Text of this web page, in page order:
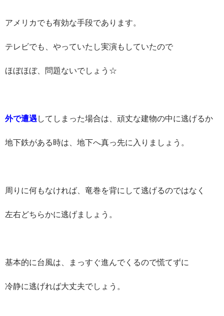
アメリカでも有効な手段であります。
テレビでも、やっていたし実演もしていたので
ほぼほぼ、問題ないでしょう☆
外で遭遇 してしまった場合は、頑丈な建物の中に逃げるか
地下鉄がある時は、地下へ真っ先に入りましょう。
周りに何もなければ、竜巻を背にして逃げるのではなく
左右どちらかに逃げましょう。
基本的に台風は、まっすぐ進んでくるので慌てずに
冷静に逃げれば大丈夫でしょう。